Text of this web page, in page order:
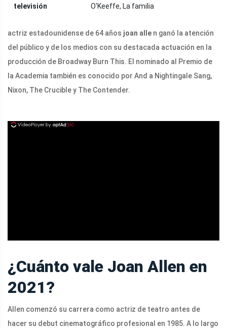
televisión
O'Keeffe, La familia
actriz estadounidense de 64 años joan alle n ganó la atención
del público y de los medios con su destacada actuación en la
producción de Broadway Burn This. El nominado al Premio de
la Academia también es conocido por And a Nightingale Sang,
Nixon, The Crucible y The Contender.
¿Cuánto vale Joan Allen en
2021?
Allen comenzó su carrera como actriz de teatro antes de
hacer su debut cinematográfico profesional en 1985. A lo largo